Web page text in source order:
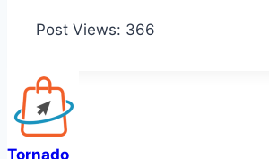
Post Views: 366
Tornado